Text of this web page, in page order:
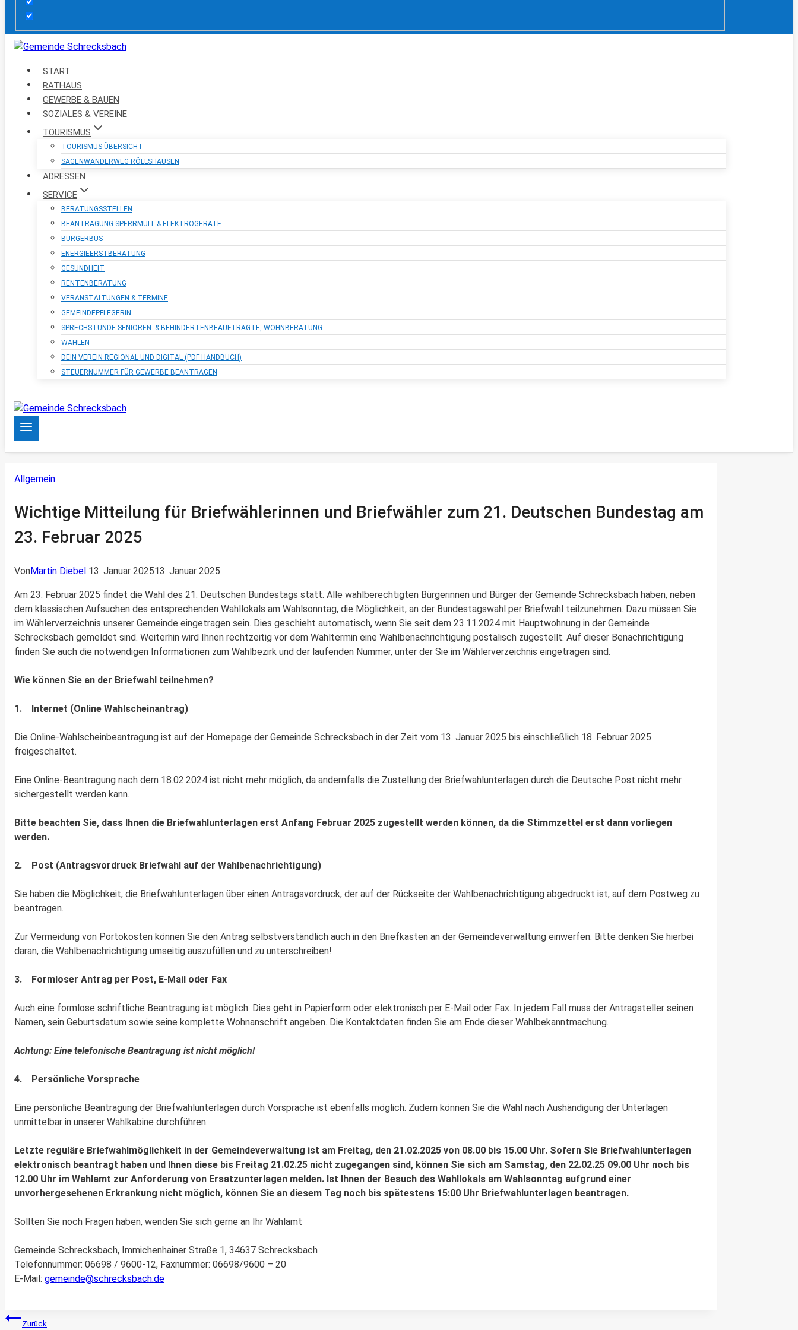
START
RATHAUS
GEWERBE & BAUEN
SOZIALES & VEREINE
TOURISMUS
TOURISMUS ÜBERSICHT
SAGENWANDERWEG RÖLLSHAUSEN
ADRESSEN
SERVICE
BERATUNGSSTELLEN
BEANTRAGUNG SPERRMÜLL & ELEKTROGERÄTE
BÜRGERBUS
ENERGIEERSTBERATUNG
GESUNDHEIT
RENTENBERATUNG
VERANSTALTUNGEN & TERMINE
GEMEINDEPFLEGERIN
SPRECHSTUNDE SENIOREN- & BEHINDERTENBEAUFTRAGTE, WOHNBERATUNG
WAHLEN
DEIN VEREIN REGIONAL UND DIGITAL (PDF HANDBUCH)
STEUERNUMMER FÜR GEWERBE BEANTRAGEN
Allgemein
Wichtige Mitteilung für Briefwählerinnen und Briefwähler zum 21. Deutschen Bundestag am
23. Februar 2025
VonMartin Diebel 13. Januar 202513. Januar 2025
Am 23. Februar 2025 findet die Wahl des 21. Deutschen Bundestags statt. Alle wahlberechtigten Bürgerinnen und Bürger der Gemeinde Schrecksbach haben, neben
dem klassischen Aufsuchen des entsprechenden Wahllokals am Wahlsonntag, die Möglichkeit, an der Bundestagswahl per Briefwahl teilzunehmen. Dazu müssen Sie
im Wählerverzeichnis unserer Gemeinde eingetragen sein. Dies geschieht automatisch, wenn Sie seit dem 23.11.2024 mit Hauptwohnung in der Gemeinde
Schrecksbach gemeldet sind. Weiterhin wird Ihnen rechtzeitig vor dem Wahltermin eine Wahlbenachrichtigung postalisch zugestellt. Auf dieser Benachrichtigung
finden Sie auch die notwendigen Informationen zum Wahlbezirk und der laufenden Nummer, unter der Sie im Wählerverzeichnis eingetragen sind.
Wie können Sie an der Briefwahl teilnehmen?
1. Internet (Online Wahlscheinantrag)
Die Online-Wahlscheinbeantragung ist auf der Homepage der Gemeinde Schrecksbach in der Zeit vom 13. Januar 2025 bis einschließlich 18. Februar 2025
freigeschaltet.
Eine Online-Beantragung nach dem 18.02.2024 ist nicht mehr möglich, da andernfalls die Zustellung der Briefwahlunterlagen durch die Deutsche Post nicht mehr
sichergestellt werden kann.
Bitte beachten Sie, dass Ihnen die Briefwahlunterlagen erst Anfang Februar 2025 zugestellt werden können, da die Stimmzettel erst dann vorliegen
werden.
2. Post (Antragsvordruck Briefwahl auf der Wahlbenachrichtigung)
Sie haben die Möglichkeit, die Briefwahlunterlagen über einen Antragsvordruck, der auf der Rückseite der Wahlbenachrichtigung abgedruckt ist, auf dem Postweg zu
beantragen.
Zur Vermeidung von Portokosten können Sie den Antrag selbstverständlich auch in den Briefkasten an der Gemeindeverwaltung einwerfen. Bitte denken Sie hierbei
daran, die Wahlbenachrichtigung umseitig auszufüllen und zu unterschreiben!
3. Formloser Antrag per Post, E-Mail oder Fax
Auch eine formlose schriftliche Beantragung ist möglich. Dies geht in Papierform oder elektronisch per E-Mail oder Fax. In jedem Fall muss der Antragsteller seinen
Namen, sein Geburtsdatum sowie seine komplette Wohnanschrift angeben. Die Kontaktdaten finden Sie am Ende dieser Wahlbekanntmachung.
Achtung: Eine telefonische Beantragung ist nicht möglich!
4. Persönliche Vorsprache
Eine persönliche Beantragung der Briefwahlunterlagen durch Vorsprache ist ebenfalls möglich. Zudem können Sie die Wahl nach Aushändigung der Unterlagen
unmittelbar in unserer Wahlkabine durchführen.
Letzte reguläre Briefwahlmöglichkeit in der Gemeindeverwaltung ist am Freitag, den 21.02.2025 von 08.00 bis 15.00 Uhr. Sofern Sie Briefwahlunterlagen
elektronisch beantragt haben und Ihnen diese bis Freitag 21.02.25 nicht zugegangen sind, können Sie sich am Samstag, den 22.02.25 09.00 Uhr noch bis
12.00 Uhr im Wahlamt zur Anforderung von Ersatzunterlagen melden. Ist Ihnen der Besuch des Wahllokals am Wahlsonntag aufgrund einer
unvorhergesehenen Erkrankung nicht möglich, können Sie an diesem Tag noch bis spätestens 15:00 Uhr Briefwahlunterlagen beantragen.
Sollten Sie noch Fragen haben, wenden Sie sich gerne an Ihr Wahlamt
Gemeinde Schrecksbach, Immichenhainer Straße 1, 34637 Schrecksbach
Telefonnummer: 06698 / 9600-12, Faxnummer: 06698/9600 – 20
E-Mail: gemeinde@schrecksbach.de
Beitragsnavigation
Zurück